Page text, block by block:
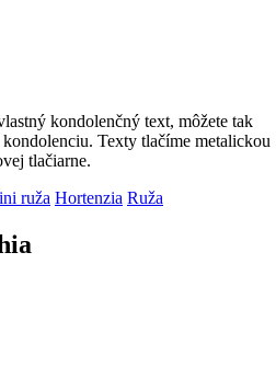
kondolenčný text, môžete tak
Texty tlačíme metalickou
tlačiarne.
ruža Hortenzia Ruža